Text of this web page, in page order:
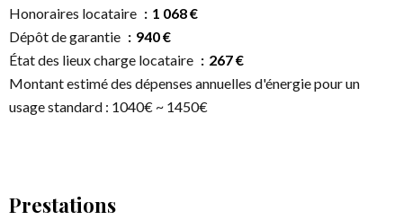
Honoraires locataire
1 068 €
Dépôt de garantie
940 €
État des lieux charge locataire
267 €
Montant estimé des dépenses annuelles d'énergie pour un
usage standard : 1040€ ~ 1450€
Prestations